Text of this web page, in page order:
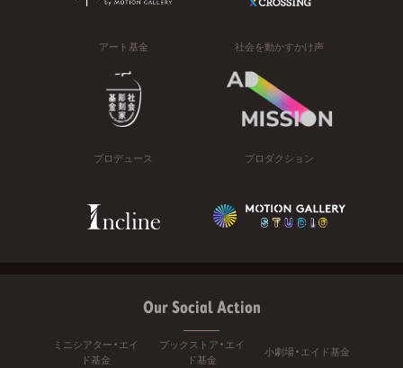
アート基金 社会を動かすかけ声
プロデュース プロダクション
Our Social Action
ミニシアター・エイ
ド基金
ブックストア・エイ
ド基金
小劇場・エイド基金